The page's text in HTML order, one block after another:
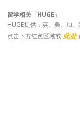
留学相关「HUGE」
HUGE提供：英、美、加
点击下方红色区域或 此处